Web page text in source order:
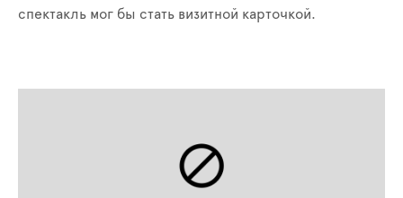
спектакль мог бы стать визитной карточкой.